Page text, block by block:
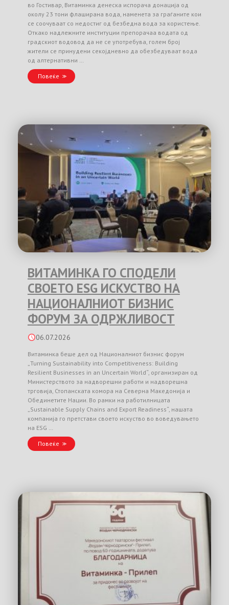
во Гостивар, Витаминка денеска испорача донација од
околу 23 тони флаширана вода, наменета за граѓаните кои
се соочуваат со недостиг од безбедна вода за користење.
Откако надлежните институции препорачаа водата од
градскиот водовод да не се употребува, голем број
жители се принудени секојдневно да обезбедуваат вода
од алтернативни …
Повеќе
ВИТАМИНКА ГО СПОДЕЛИ
СВОЕТО ESG ИСКУСТВО НА
НАЦИОНАЛНИОТ БИЗНИС
ФОРУМ ЗА ОДРЖЛИВОСТ
06.07.2026
Витаминка беше дел од Националниот бизнис форум
„Turning Sustainability into Competitiveness: Building
Resilient Businesses in an Uncertain World“, организиран од
Министерството за надворешни работи и надворешна
трговија, Стопанската комора на Северна Македонија и
Обединетите Нации. Во рамки на работилницата
„Sustainable Supply Chains and Export Readiness“, нашата
компанија го претстави своето искуство во воведувањето
на ESG …
Повеќе